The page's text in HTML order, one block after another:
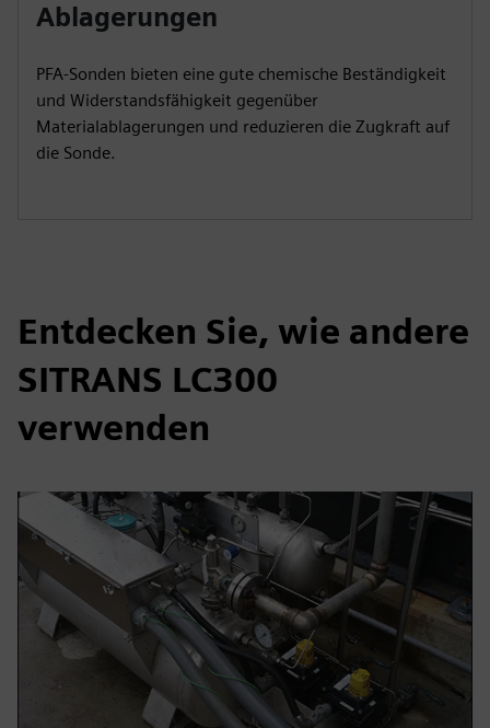
Ablagerungen
PFA-Sonden bieten eine gute chemische Beständigkeit
und Widerstandsfähigkeit gegenüber
Materialablagerungen und reduzieren die Zugkraft auf
die Sonde.
Entdecken Sie, wie andere
SITRANS LC300
verwenden